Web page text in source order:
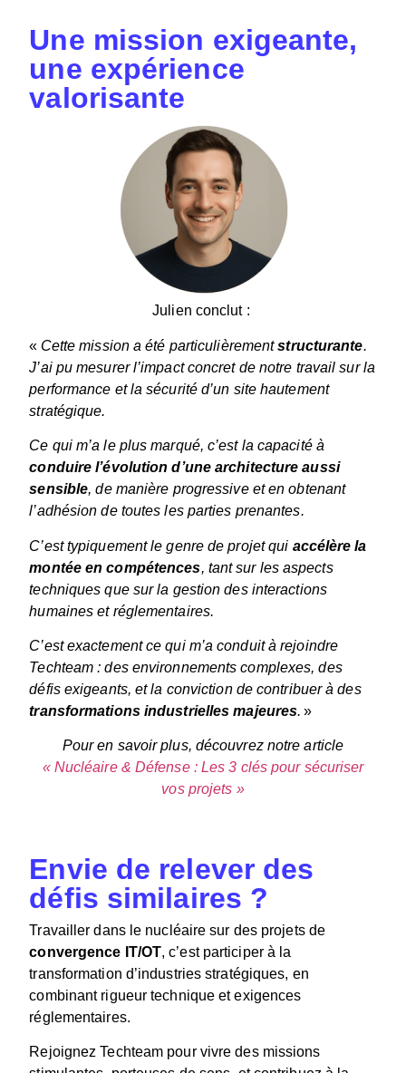
Une mission exigeante,
une expérience
valorisante
Julien conclut :
« Cette mission a été particulièrementstructurante.
J’ai pu mesurer l’impact concret de notre travail sur la
performance et la sécurité d’un site hautement
stratégique.
Ce qui m’a le plus marqué, c’est la capacité à
conduire l’évolution d’une architecture aussi
sensible, de manière progressive et en obtenant
l’adhésion de toutes les parties prenantes.
C’est typiquement le genre de projet qui accélère la
montée en compétences, tant sur les aspects
techniques que sur la gestion des interactions
humaines et réglementaires.
C’est exactement ce qui m’a conduit à rejoindre
Techteam : des environnements complexes, des
défis exigeants, et la conviction de contribuer à des
transformations industrielles majeures. »
Pour en savoir plus, découvrez notre article
« Nucléaire & Défense : Les 3 clés pour sécuriser
vos projets »
Envie de relever des
défis similaires ?
Travailler dans le nucléaire sur des projets de
convergence IT/OT, c’est participer à la
transformation d’industries stratégiques, en
combinant rigueur technique et exigences
réglementaires.
Rejoignez Techteam pour vivre des missions